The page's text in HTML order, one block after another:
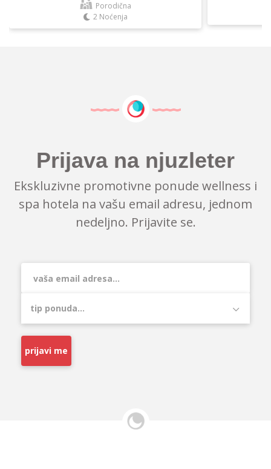
Porodična
2 Noćenja
Prijava na njuzleter
Ekskluzivne promotivne ponude wellness i
spa hotela na vašu email adresu, jednom
nedeljno. Prijavite se.
prijavi me